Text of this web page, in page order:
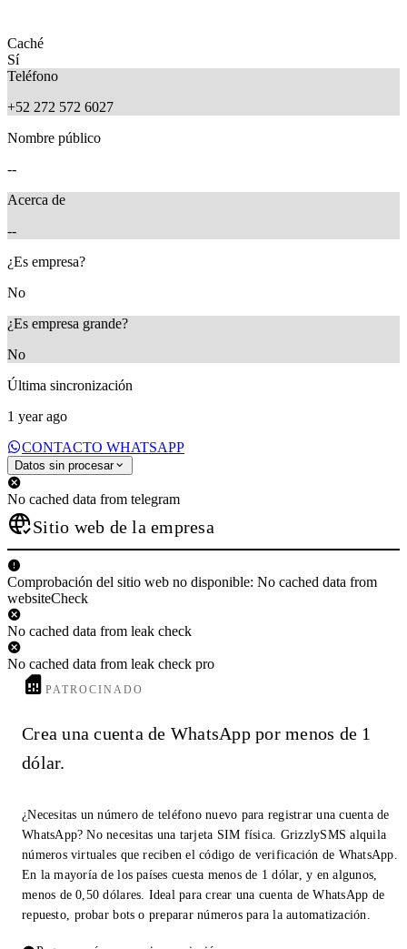
Caché
Sí
Teléfono
+52 272 572 6027
Nombre público
--
Acerca de
--
¿Es empresa?
No
¿Es empresa grande?
No
Última sincronización
1 year ago
CONTACTO WHATSAPP
Datos sin procesar
No cached data from telegram
Sitio web de la empresa
Comprobación del sitio web no disponible: No cached data from
websiteCheck
No cached data from leak check
No cached data from leak check pro
PATROCINADO
Crea una cuenta de WhatsApp por menos de 1
dólar.
¿Necesitas un número de teléfono nuevo para registrar una cuenta de
WhatsApp? No necesitas una tarjeta SIM física. GrizzlySMS alquila
números virtuales que reciben el código de verificación de WhatsApp.
En la mayoría de los países cuesta menos de 1 dólar, y en algunos,
menos de 0,50 dólares. Ideal para crear una cuenta de WhatsApp de
repuesto, probar bots o preparar números para la automatización.